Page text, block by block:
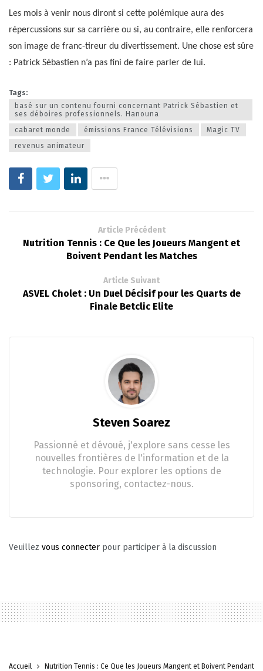
Les mois à venir nous diront si cette polémique aura des
répercussions sur sa carrière ou si, au contraire, elle renforcera
son image de franc-tireur du divertissement. Une chose est sûre
: Patrick Sébastien n’a pas fini de faire parler de lui.
Tags:
basé sur un contenu fourni concernant Patrick Sébastien et
ses déboires professionnels. Hanouna
cabaret monde
émissions France Télévisions
Magic TV
revenus animateur
Article Précédent
Nutrition Tennis : Ce Que les Joueurs Mangent et
Boivent Pendant les Matches
Article Suivant
ASVEL Cholet : Un Duel Décisif pour les Quarts de
Finale Betclic Elite
Steven Soarez
Passionné et dévoué, j'explore sans cesse les
nouvelles frontières de l'information et de la
technologie. Pour explorer les options de
sponsoring, contactez-nous.
Veuillez vous connecter pour participer à la discussion
Accueil Nutrition Tennis : Ce Que les Joueurs Mangent et Boivent Pendant